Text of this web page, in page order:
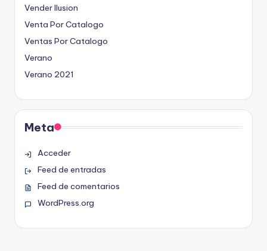
Vender Ilusion
Venta Por Catalogo
Ventas Por Catalogo
Verano
Verano 2021
Meta
Acceder
Feed de entradas
Feed de comentarios
WordPress.org